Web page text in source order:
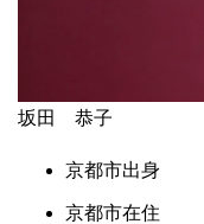
坂田 恭子
京都市出身
京都市在住